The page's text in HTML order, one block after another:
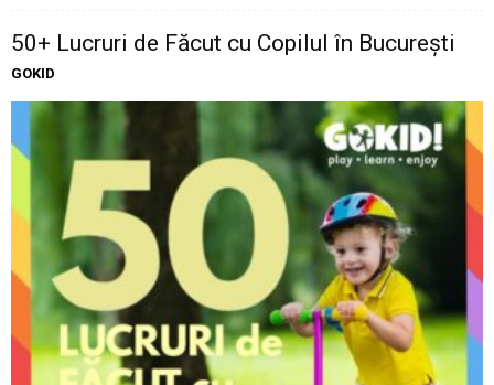
50+ Lucruri de Făcut cu Copilul în București
GOKID